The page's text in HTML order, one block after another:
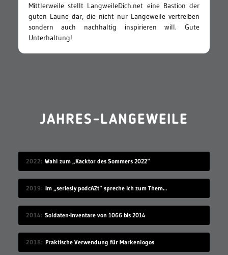
Mittlerweile stellt LangweileDich.net eine Bastion der
guten Laune dar, die nicht nur Langeweile vertreiben
sondern auch nachhaltig inspirieren will. Gute
Unterhaltung!
JAHRES-LANGEWEILE
2022 Wahl zum „Kacktor des Sommers 2022“
2019 Im „seriesly podcAZt“ spreche ich zum Thema „Algorithmus“
2014 Soldaten-Inventare von 1066 bis 2014
2018 Praktische Verwendung für Markenlogos